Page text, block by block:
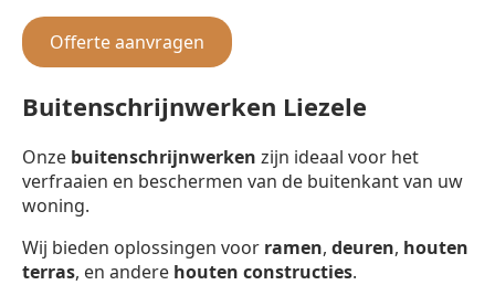
Offerte aanvragen
Buitenschrijnwerken Liezele
Onze buitenschrijnwerken zijn ideaal voor het
verfraaien en beschermen van de buitenkant van uw
woning.
Wij bieden oplossingen voor ramen, deuren, houten
terras, en andere houten constructies.